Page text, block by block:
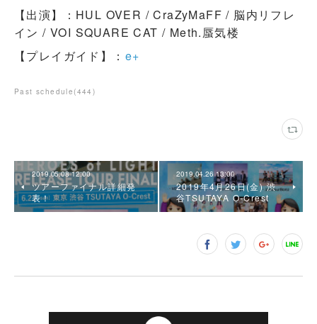
【出演】：HUL OVER / CraZyMaFF / 脳内リフレ
イン / VOI SQUARE CAT / Meth.蜃気楼
【プレイガイド】： e+
Past schedule (444 )
2019.05.08 12:00
ツアーファイナル詳細発
表！
2019.04.26 13:00
2019年4月26日(金) 渋
谷TSUTAYA O-Crest